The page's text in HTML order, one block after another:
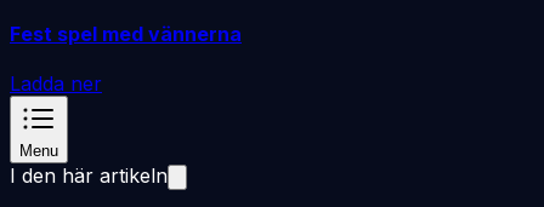
Fest spel med vännerna
Ladda ner
Menu
I den här artikeln